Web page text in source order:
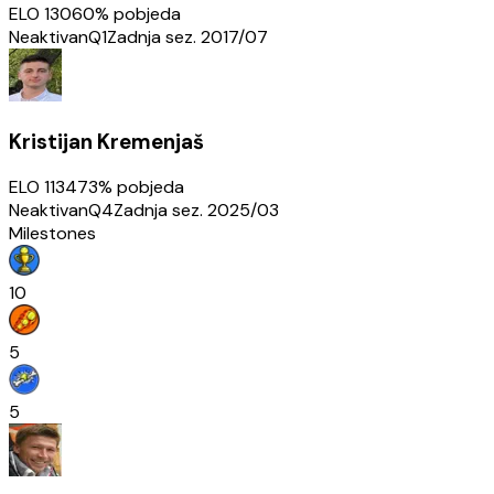
ELO 13060% pobjeda
NeaktivanQ1Zadnja sez. 2017/07
Kristijan Kremenjaš
ELO 113473% pobjeda
NeaktivanQ4Zadnja sez. 2025/03
Milestones
10
5
5